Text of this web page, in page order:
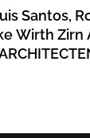
Santos,
Wirth